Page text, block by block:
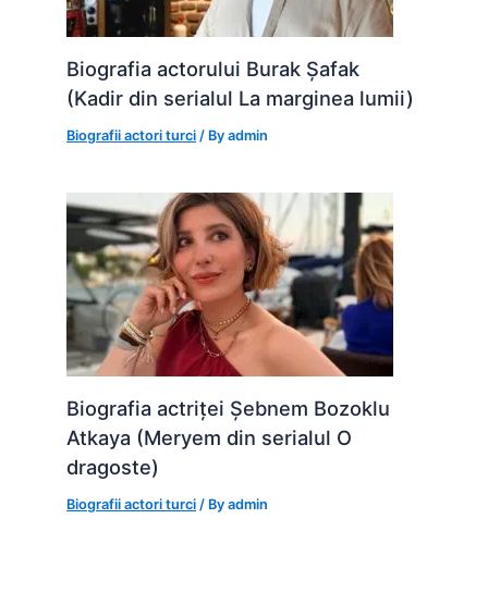
Biografia actorului Burak Șafak
(Kadir din serialul La marginea lumii)
Biografii actori turci / Byadmin
Biografia actriței Șebnem Bozoklu
Atkaya (Meryem din serialul O
dragoste)
Biografii actori turci / Byadmin